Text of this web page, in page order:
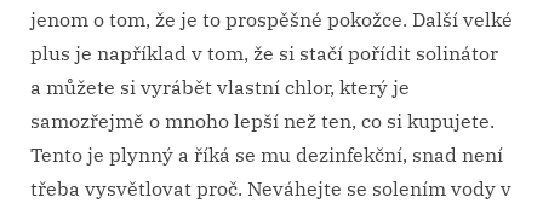
jenom o tom, že je to prospěšné pokožce. Další velké
plus je například v tom, že si stačí pořídit solinátor
a můžete si vyrábět vlastní chlor, který je
samozřejmě o mnoho lepší než ten, co si kupujete.
Tento je plynný a říká se mu dezinfekční, snad není
třeba vysvětlovat proč. Neváhejte se solením vody v